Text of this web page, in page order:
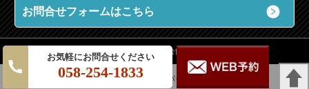
058-254-1833
お問合せフォームはこちら
国際空手道連盟 極真会館 岐阜支部
パソコン ｜モバイル